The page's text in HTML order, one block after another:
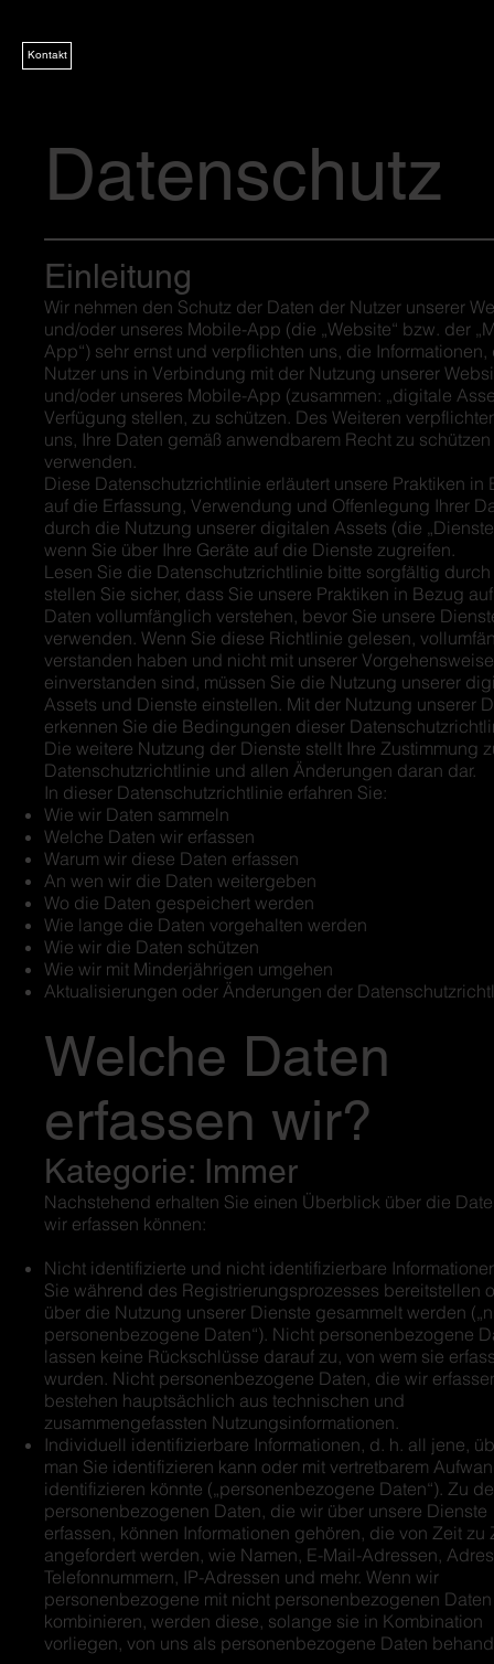
Kontakt
Einleitung
Wir nehmen den Schutz der Daten der Nutzer unserer
und/oder unseres Mobile-App (die „Website“ bzw. der
App“) sehr ernst und verpflichten uns, die Informationen,
Nutzer uns in Verbindung mit der Nutzung unserer
und/oder unseres Mobile-App (zusammen: „digitale
Verfügung stellen, zu schützen. Des Weiteren
uns, Ihre Daten gemäß anwendbarem Recht zu
verwenden.
Diese Datenschutzrichtlinie erläutert unsere Praktiken in
auf die Erfassung, Verwendung und Offenlegung Ihrer
durch die Nutzung unserer digitalen Assets (die
wenn Sie über Ihre Geräte auf die Dienste zugreifen.
Lesen Sie die Datenschutzrichtlinie bitte sorgfältig
stellen Sie sicher, dass Sie unsere Praktiken in Bezug
Daten vollumfänglich verstehen, bevor Sie unsere
verwenden. Wenn Sie diese Richtlinie gelesen,
verstanden haben und nicht mit unserer Vorgehensweise
einverstanden sind, müssen Sie die Nutzung unserer
Assets und Dienste einstellen. Mit der Nutzung unserer
erkennen Sie die Bedingungen dieser
Die weitere Nutzung der Dienste stellt Ihre Zustimmung
Datenschutzrichtlinie und allen Änderungen daran dar.
In dieser Datenschutzrichtlinie erfahren Sie:
Wie wir Daten sammeln
Welche Daten wir erfassen
Warum wir diese Daten erfassen
An wen wir die Daten weitergeben
Wo die Daten gespeichert werden
Wie lange die Daten vorgehalten werden
Wie wir die Daten schützen
Wie wir mit Minderjährigen umgehen
Aktualisierungen oder Änderungen der
Welche Daten
erfassen wir?
Kategorie: Immer
Nachstehend erhalten Sie einen Überblick über die
wir erfassen können:
Nicht identifizierte und nicht identifizierbare
Sie während des Registrierungsprozesses bereitstellen
über die Nutzung unserer Dienste gesammelt werden
personenbezogene Daten“). Nicht personenbezogene
lassen keine Rückschlüsse darauf zu, von wem sie
wurden. Nicht personenbezogene Daten, die wir
bestehen hauptsächlich aus technischen und
zusammengefassten Nutzungsinformationen.
Individuell identifizierbare Informationen, d. h. all jene,
man Sie identifizieren kann oder mit vertretbarem
identifizieren könnte („personenbezogene Daten“). Zu
personenbezogenen Daten, die wir über unsere Dienste
erfassen, können Informationen gehören, die von Zeit zu
angefordert werden, wie Namen, E-Mail-Adressen,
Telefonnummern, IP-Adressen und mehr. Wenn wir
personenbezogene mit nicht personenbezogenen Daten
kombinieren, werden diese, solange sie in Kombination
vorliegen, von uns als personenbezogene Daten
Datenschutz